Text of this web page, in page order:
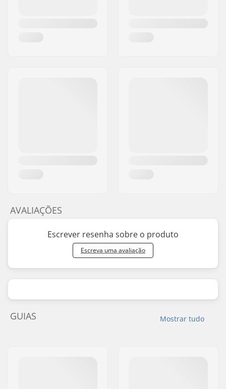
AVALIAÇÕES
Escrever resenha sobre o produto
Escreva uma avaliação
Mostrar tudo
GUIAS